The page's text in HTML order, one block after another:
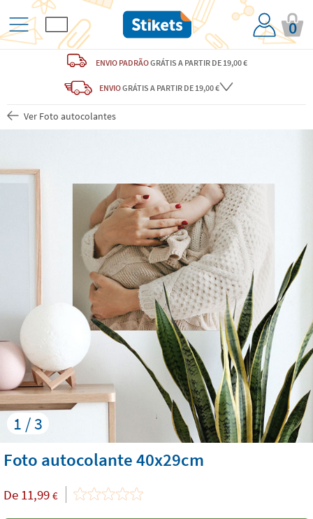
0
ENVIO PADRÃOGRÁTIS A PARTIR DE 19,00 €
ENVIOGRÁTIS A PARTIR DE 19,00 €
Ver Foto autocolantes
1 / 3
Foto autocolante 40x29cm
De 11,99 €